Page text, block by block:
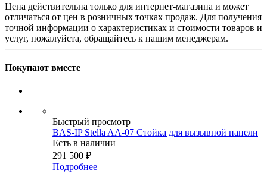
Цена действительна только для интернет-магазина и может
отличаться от цен в розничных точках продаж. Для получения
точной информации о характеристиках и стоимости товаров и
услуг, пожалуйста, обращайтесь к нашим менеджерам.
Покупают вместе
Быстрый просмотр
BAS-IP Stella AA-07 Стойка для вызывной панели
Есть в наличии
291 500 ₽
Подробнее